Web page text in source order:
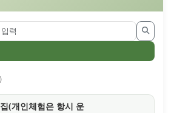
(개인체험은 항시 운영중)